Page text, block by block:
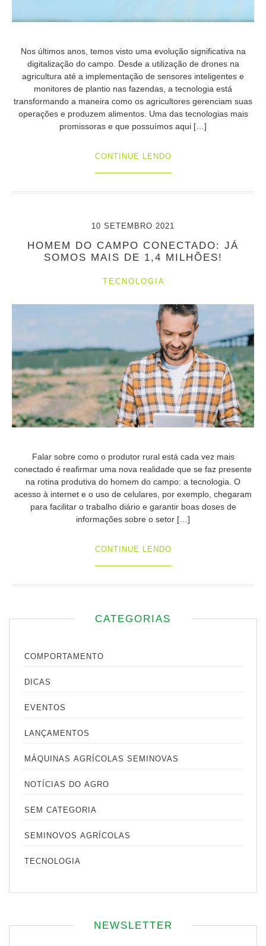
Nos últimos anos, temos visto uma evolução significativa na
digitalização do campo. Desde a utilização de drones na
agricultura até a implementação de sensores inteligentes e
monitores de plantio nas fazendas, a tecnologia está
transformando a maneira como os agricultores gerenciam suas
operações e produzem alimentos. Uma das tecnologias mais
promissoras e que possuímos aqui […]
CONTINUE LENDO
10 SETEMBRO 2021
HOMEM DO CAMPO CONECTADO: JÁ
SOMOS MAIS DE 1,4 MILHÕES!
TECNOLOGIA
Falar sobre como o produtor rural está cada vez mais
conectado é reafirmar uma nova realidade que se faz presente
na rotina produtiva do homem do campo: a tecnologia. O
acesso à internet e o uso de celulares, por exemplo, chegaram
para facilitar o trabalho diário e garantir boas doses de
informações sobre o setor […]
CONTINUE LENDO
CATEGORIAS
COMPORTAMENTO
DICAS
EVENTOS
LANÇAMENTOS
MÁQUINAS AGRÍCOLAS SEMINOVAS
NOTÍCIAS DO AGRO
SEM CATEGORIA
SEMINOVOS AGRÍCOLAS
TECNOLOGIA
NEWSLETTER